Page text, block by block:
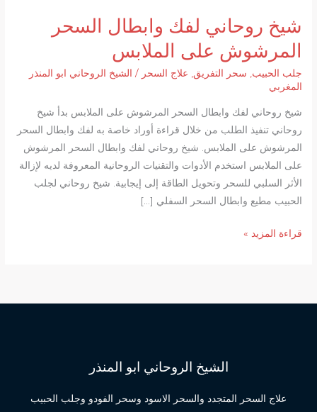
شيخ روحاني لفك وابطال السحر
المرشوش على الملابس
جلب الحبيب, سحر التفريق, علاج السحر / الشيخ الروحاني ابو المنذر
المغربي
شيخ روحاني لفك وابطال السحر المرشوش على الملابس بدأ شيخ
روحاني تنفيذ الطلب من خلال قراءة أوراد خاصة به لفك وابطال السحر
المرشوش على الملابس. شيخ روحاني لفك وابطال السحر المرشوش
على الملابس استخدم الأدوات والتقنيات الروحانية المعروفة لديه لإزالة
الأثر السلبي للسحر وتحويل الطاقة إلى إيجابية. شيخ روحاني لجلب
الحبيب مطيع وابطال السحر السفلي […]
شيخ
السحر
قراءة المزيد »
الشيخ الروحاني ابو المنذر
علاج السحر المتجدد والسحر الاسود وسحر الفودو وجلب الحبيب